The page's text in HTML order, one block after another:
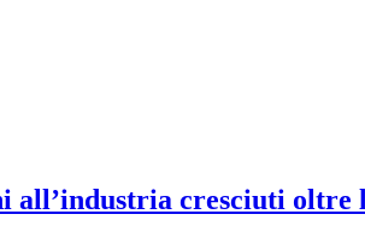
all’industria cresciuti oltre